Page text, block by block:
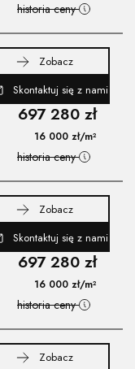
historia ceny
Zobacz
Skontaktuj się z nami
697 280 zł
16 000 zł/m²
historia ceny
Zobacz
Skontaktuj się z nami
697 280 zł
16 000 zł/m²
historia ceny
Zobacz